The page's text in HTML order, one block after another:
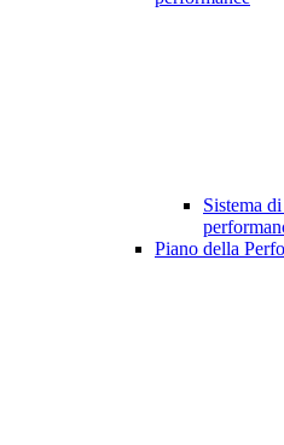
Sistema
Piano della